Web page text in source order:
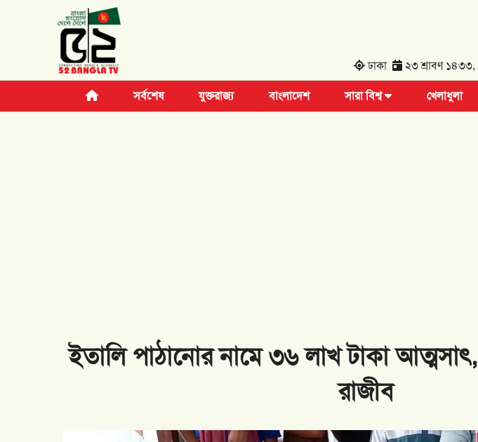
ঢাকা ২৩ শ্রাবণ
সর্বশেষ যুক্তরাজ্য বাংলাদেশ সারা বিশ্ব খেলাধুলা
আমিরাতে ভিসা বাতিল আতঙ্ক: গুজব নয়,